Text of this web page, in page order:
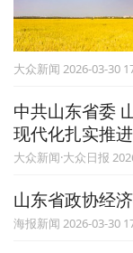
大众新闻 2026-03-
中共山东省委
现代化扎实推
大众新
山东省政协经
海报新闻 2026-03-